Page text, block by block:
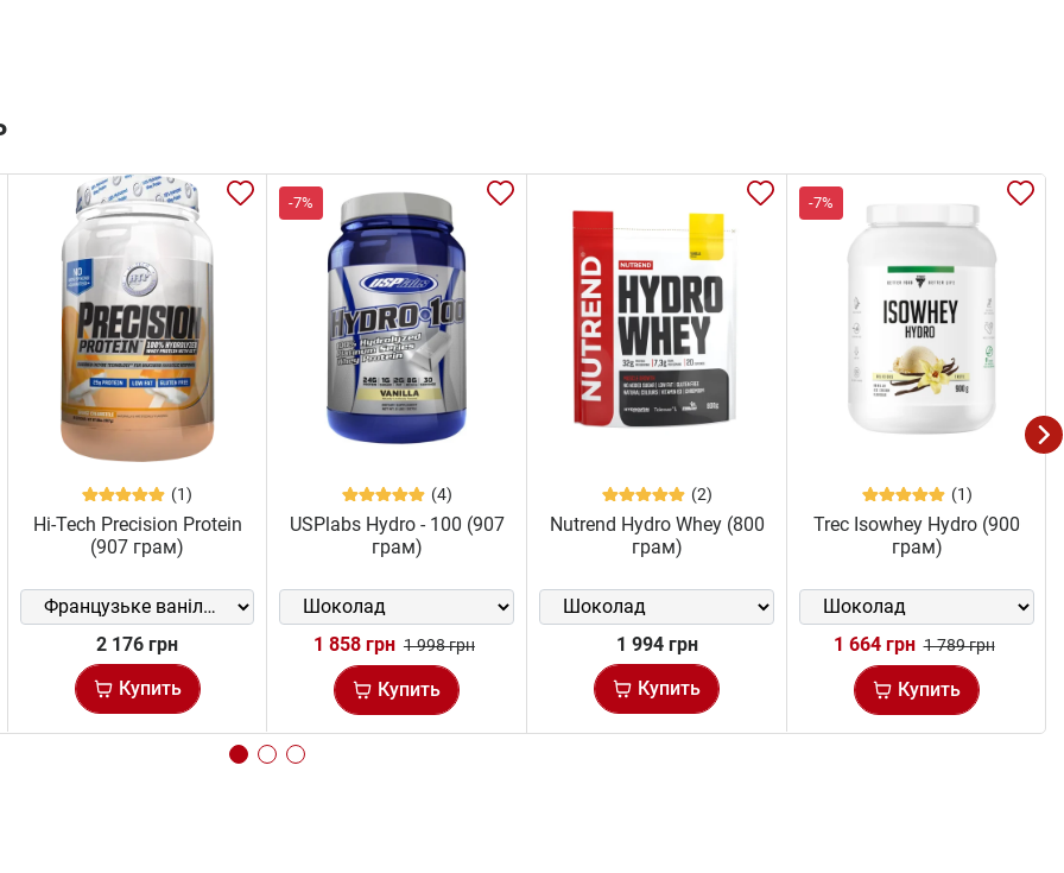
(1)
Hi-Tech Precision Protein
(907 грам)
2 176 грн
Купить
-7%
(4)
USPlabs Hydro - 100 (907
грам)
1 858 грн 1 998 грн
Купить
(2)
Nutrend Hydro Whey (800
грам)
1 994 грн
Купить
-7%
(1)
Trec Isowhey Hydro (900
грам)
1 664 грн 1 789 грн
Купить